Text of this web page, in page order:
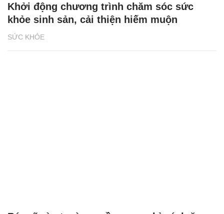
SỨC KHỎE
Khởi động chương trình chăm sóc sức
khỏe sinh sản, cải thiện hiếm muộn